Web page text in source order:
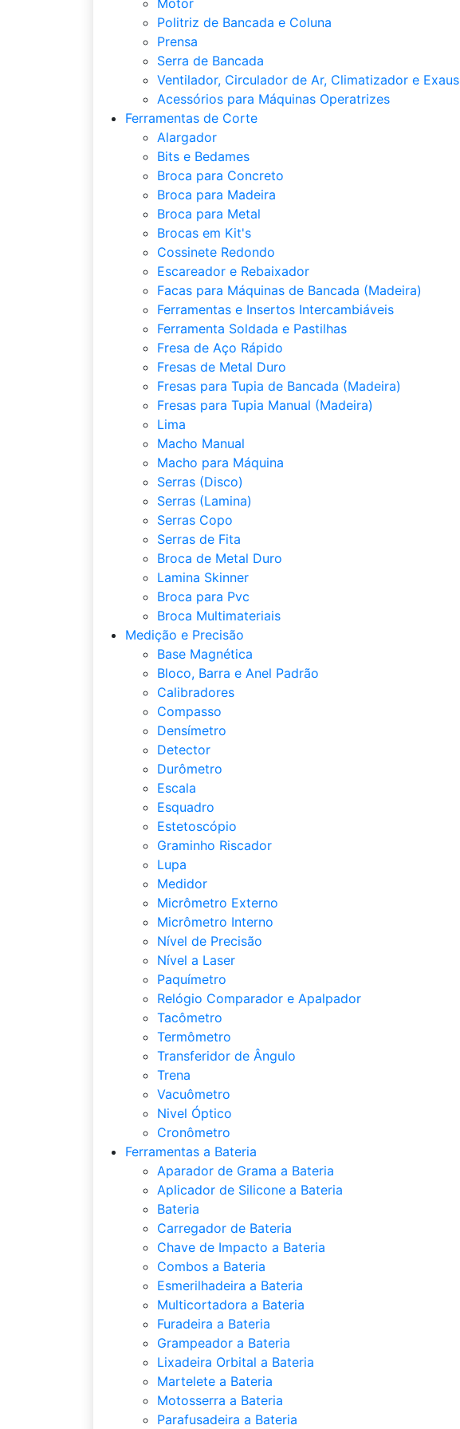
Motor
Politriz de Bancada e Coluna
Prensa
Serra de Bancada
Ventilador, Circulador de Ar, Climatizador e Exaus
Acessórios para Máquinas Operatrizes
Ferramentas de Corte
Alargador
Bits e Bedames
Broca para Concreto
Broca para Madeira
Broca para Metal
Brocas em Kit's
Cossinete Redondo
Escareador e Rebaixador
Facas para Máquinas de Bancada (Madeira)
Ferramentas e Insertos Intercambiáveis
Ferramenta Soldada e Pastilhas
Fresa de Aço Rápido
Fresas de Metal Duro
Fresas para Tupia de Bancada (Madeira)
Fresas para Tupia Manual (Madeira)
Lima
Macho Manual
Macho para Máquina
Serras (Disco)
Serras (Lamina)
Serras Copo
Serras de Fita
Broca de Metal Duro
Lamina Skinner
Broca para Pvc
Broca Multimateriais
Medição e Precisão
Base Magnética
Bloco, Barra e Anel Padrão
Calibradores
Compasso
Densímetro
Detector
Durômetro
Escala
Esquadro
Estetoscópio
Graminho Riscador
Lupa
Medidor
Micrômetro Externo
Micrômetro Interno
Nível de Precisão
Nível a Laser
Paquímetro
Relógio Comparador e Apalpador
Tacômetro
Termômetro
Transferidor de Ângulo
Trena
Vacuômetro
Nivel Óptico
Cronômetro
Ferramentas a Bateria
Aparador de Grama a Bateria
Aplicador de Silicone a Bateria
Bateria
Carregador de Bateria
Chave de Impacto a Bateria
Combos a Bateria
Esmerilhadeira a Bateria
Multicortadora a Bateria
Furadeira a Bateria
Grampeador a Bateria
Lixadeira Orbital a Bateria
Martelete a Bateria
Motosserra a Bateria
Parafusadeira a Bateria